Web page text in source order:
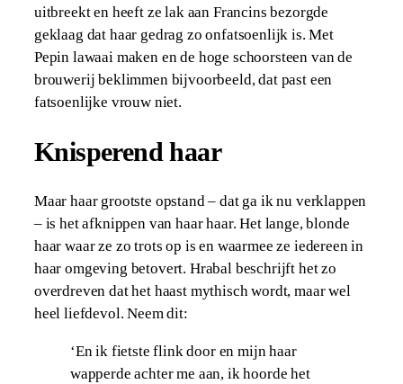
uitbreekt en heeft ze lak aan Francins bezorgde
geklaag dat haar gedrag zo onfatsoenlijk is. Met
Pepin lawaai maken en de hoge schoorsteen van de
brouwerij beklimmen bijvoorbeeld, dat past een
fatsoenlijke vrouw niet.
Knisperend haar
Maar haar grootste opstand – dat ga ik nu verklappen
– is het afknippen van haar haar. Het lange, blonde
haar waar ze zo trots op is en waarmee ze iedereen in
haar omgeving betovert. Hrabal beschrijft het zo
overdreven dat het haast mythisch wordt, maar wel
heel liefdevol. Neem dit:
‘En ik fietste flink door en mijn haar
wapperde achter me aan, ik hoorde het